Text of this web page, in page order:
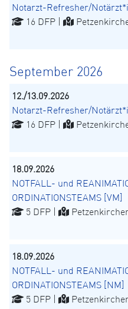
Notarzt-Refresher/
16 DFP |
September 2026
12./13.09.2026
Notarzt-Refresher/
16 DFP |
18.09.2026
NOTFALL- und
ORDINATIONSTEAMS [VM]
5 DFP |
18.09.2026
NOTFALL- und
ORDINATIONSTEAMS [NM]
5 DFP |